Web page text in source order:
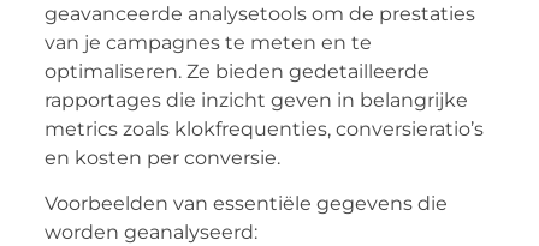
geavanceerde analysetools om de prestaties
van je campagnes te meten en te
optimaliseren. Ze bieden gedetailleerde
rapportages die inzicht geven in belangrijke
metrics zoals klokfrequenties, conversieratio’s
en kosten per conversie.
Voorbeelden van essentiële gegevens die
worden geanalyseerd: